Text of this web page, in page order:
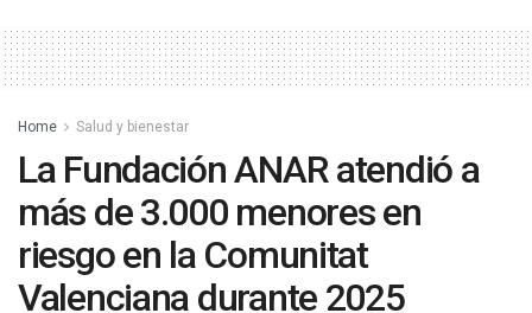
Home Salud y bienestar
La Fundación ANAR atendió a
más de 3.000 menores en
riesgo en la Comunitat
Valenciana durante 2025